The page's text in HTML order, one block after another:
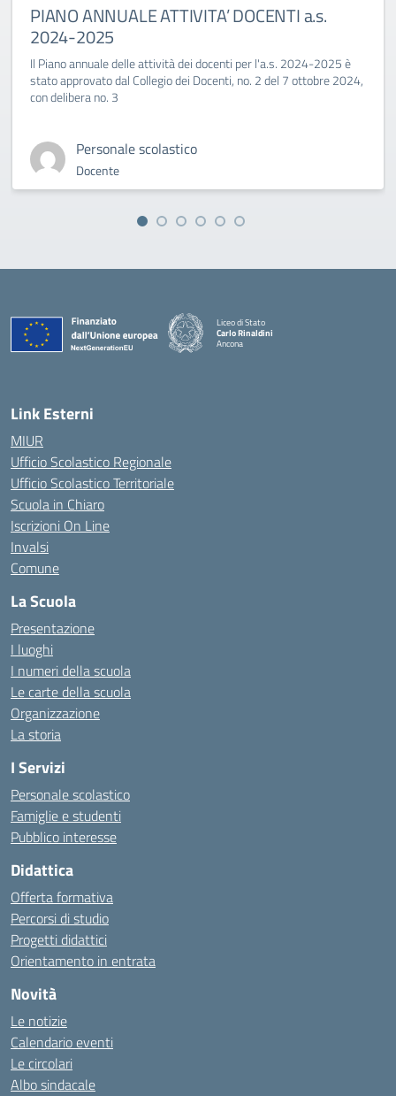
PIANO ANNUALE ATTIVITA’ DOCENTI a.s.
2024-2025
Il Piano annuale delle attività dei docenti per l'a.s. 2024-2025 è
stato approvato dal Collegio dei Docenti, no. 2 del 7 ottobre 2024,
con delibera no. 3
Personale scolastico
Docente
Liceo di Stato
Carlo Rinaldini
Ancona
Link Esterni
MIUR
Ufficio Scolastico Regionale
Ufficio Scolastico Territoriale
Scuola in Chiaro
Iscrizioni On Line
Invalsi
Comune
La Scuola
Presentazione
I luoghi
I numeri della scuola
Le carte della scuola
Organizzazione
La storia
I Servizi
Personale scolastico
Famiglie e studenti
Pubblico interesse
Didattica
Offerta formativa
Percorsi di studio
Progetti didattici
Orientamento in entrata
Novità
Le notizie
Calendario eventi
Le circolari
Albo sindacale